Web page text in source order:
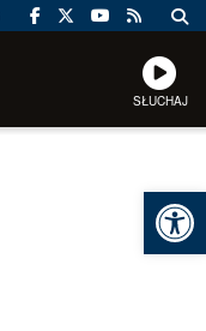
SŁUCHAJ